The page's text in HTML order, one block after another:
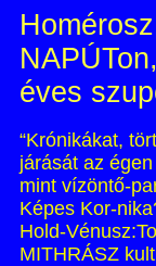
éves
“Krónikákat,
járását az
mint vízöntő-
Képes Kor-
Hold-
MITHRÁSZ